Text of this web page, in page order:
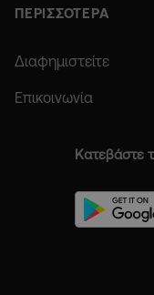
ΠΕΡΙΣΣΟΤΕΡΑ
Διαφημιστείτε
Επικοινωνία
Κατεβάστε